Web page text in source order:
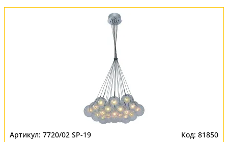
7720/02 SP-19 81850